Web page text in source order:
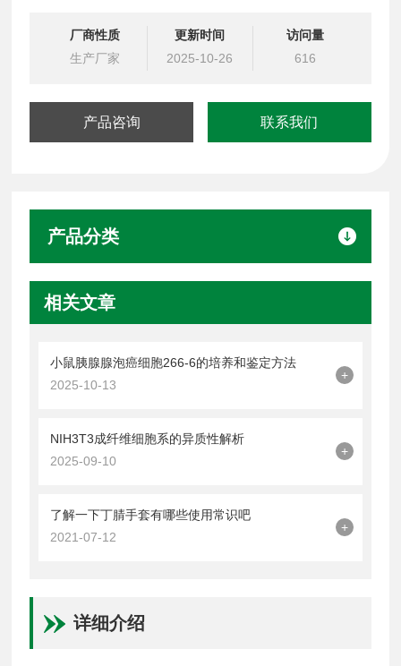
厂商性质
生产厂家
更新时间
2025-10-26
访问量
616
产品咨询 联系我们
产品分类
相关文章
小鼠胰腺腺泡癌细胞266-6的培养和鉴定方法
2025-10-13
+
NIH3T3成纤维细胞系的异质性解析
2025-09-10
+
了解一下丁腈手套有哪些使用常识吧
2021-07-12
+
详细介绍